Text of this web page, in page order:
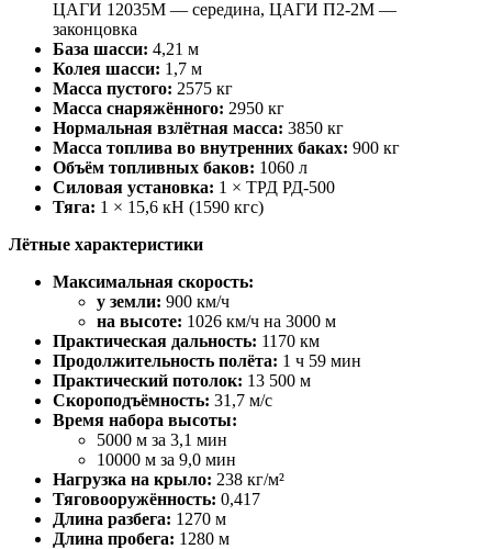
ЦАГИ 12035М — середина, ЦАГИ П2-2М —
законцовка
База шасси: 4,21 м
Колея шасси: 1,7 м
Масса пустого: 2575 кг
Масса снаряжённого: 2950 кг
Нормальная взлётная масса: 3850 кг
Масса топлива во внутренних баках: 900 кг
Объём топливных баков: 1060 л
Силовая установка: 1 × ТРД РД-500
Тяга: 1 × 15,6 кН (1590 кгс)
Лётные характеристики
Максимальная скорость:
у земли: 900 км/ч
на высоте: 1026 км/ч на 3000 м
Практическая дальность: 1170 км
Продолжительность полёта: 1 ч 59 мин
Практический потолок: 13 500 м
Скороподъёмность: 31,7 м/с
Время набора высоты:
5000 м за 3,1 мин
10000 м за 9,0 мин
Нагрузка на крыло: 238 кг/м²
Тяговооружённость: 0,417
Длина разбега: 1270 м
Длина пробега: 1280 м